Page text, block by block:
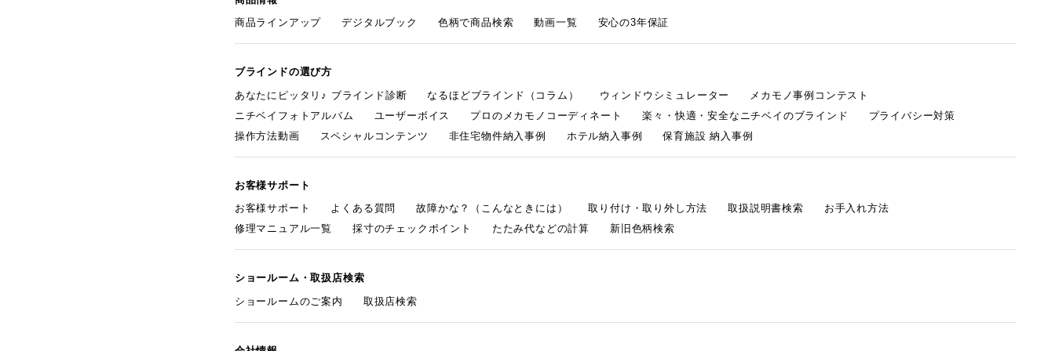
商品ラインアップ
デジタルブック 色柄で商品検索 動画一覧 安心の3年保証
ブラインドの選び方
あなたにピッタリ♪ ブラインド診断
なるほどブラインド（コラム） ウィンドウシミュレーター
メカモノ事例コンテスト
ニチベイフォトアルバム
ユーザーボイス プロのメカモノコーディネート 楽々・快適・安全なニチベイのブラインド
プライバシー対策
操作方法動画
スペシャルコンテンツ 非住宅物件納入事例 ホテル納入事例 保育施設 納入事例
お客様サポート
お客様サポート
よくある質問 故障かな？（こんなときには） 取り付け・取り外し方法 取扱説明書検索
お手入れ方法
修理マニュアル一覧
採寸のチェックポイント たたみ代などの計算 新旧色柄検索
ショールーム・取扱店検索
ショールームのご案内
取扱店検索